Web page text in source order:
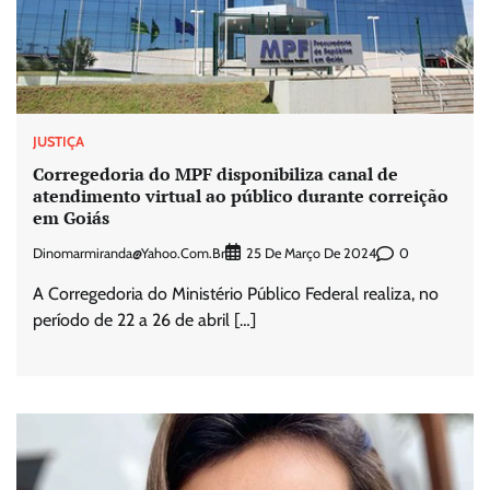
JUSTIÇA
Corregedoria do MPF disponibiliza canal de
atendimento virtual ao público durante correição
em Goiás
Dinomarmiranda@yahoo.com.br 25 De Março De 2024 0
A Corregedoria do Ministério Público Federal realiza, no
período de 22 a 26 de abril […]